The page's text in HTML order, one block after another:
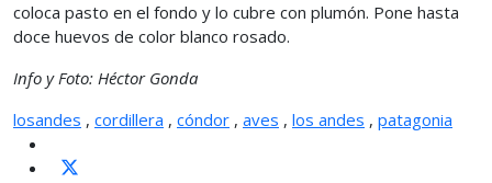
coloca pasto en el fondo y lo cubre con plumón. Pone hasta
doce huevos de color blanco rosado.
Info y Foto: Héctor Gonda
losandes , cordillera , cóndor , aves , los andes , patagonia